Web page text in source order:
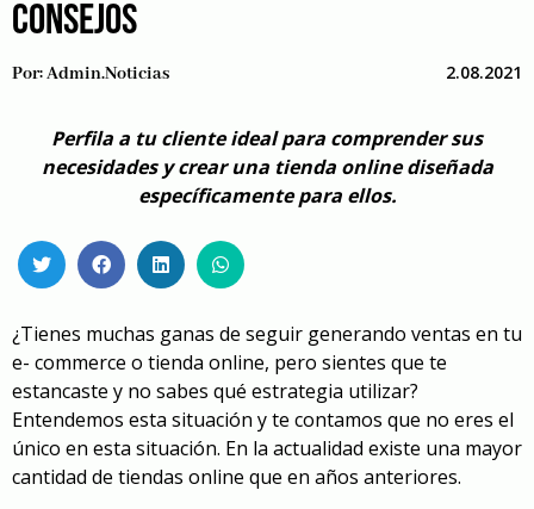
CONSEJOS
Por:Admin.noticias 2.08.2021
Perfila a tu cliente ideal para comprender sus
necesidades y crear una tienda online diseñada
específicamente para ellos.
¿Tienes muchas ganas de seguir generando ventas en tu
e- commerce o tienda online, pero sientes que te
estancaste y no sabes qué estrategia utilizar?
Entendemos esta situación y te contamos que no eres el
único en esta situación. En la actualidad existe una mayor
cantidad de tiendas online que en años anteriores.